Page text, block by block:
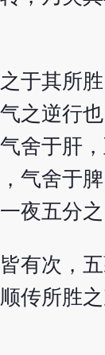
于其所
之逆行
舍于肝
气舍于
夜五分
有次，
传所胜